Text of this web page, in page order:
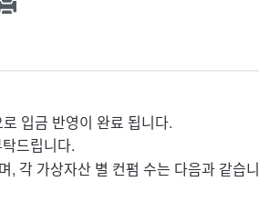
입금 반영이 완료 됩니다.
드립니다.
, 각 가상자산 별 컨펌 수는 다음과 같습니